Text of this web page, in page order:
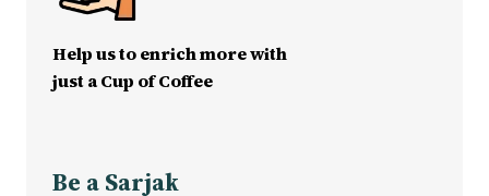
Help us to enrich more with
just a Cup of Coffee
Be a Sarjak